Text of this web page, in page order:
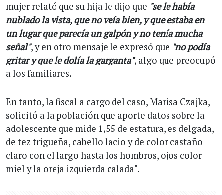
mujer relató que su hija le dijo que "se le había
nublado la vista, que no veía bien, y que estaba en
un lugar que parecía un galpón y no tenía mucha
señal", y en otro mensaje le expresó que "no podía
gritar y que le dolía la garganta", algo que preocupó
a los familiares.
En tanto, la fiscal a cargo del caso, Marisa Czajka,
solicitó a la población que aporte datos sobre la
adolescente que mide 1,55 de estatura, es delgada,
de tez trigueña, cabello lacio y de color castaño
claro con el largo hasta los hombros, ojos color
miel y la oreja izquierda calada".